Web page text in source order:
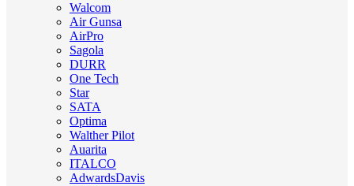
Walcom
Air Gunsa
AirPro
Sagola
DURR
One Tech
Star
SATA
Optima
Walther Pilot
Auarita
ITALCO
AdwardsDavis